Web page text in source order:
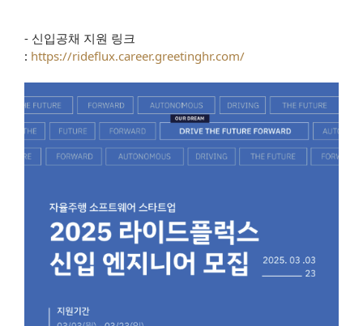
- 신입공채 지원 링크
: https://rideflux.career.greetinghr.com/